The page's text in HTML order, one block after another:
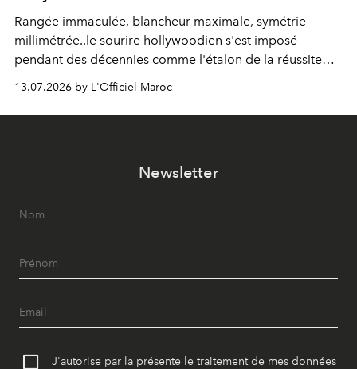
Rangée immaculée, blancheur maximale, symétrie
millimétrée..le sourire hollywoodien s'est imposé
pendant des décennies comme l'étalon de la réussite
esthétique. Mais ce que l'on prenait pour un idéal se
révèle être un standard, qui, par définition, gomme ce
qui nous distingue. Aujourd'hui, la dentisterie change de
13.07.2026 by L'Officiel Maroc
Newsletter
J'autorise par la présente le traitement de mes données